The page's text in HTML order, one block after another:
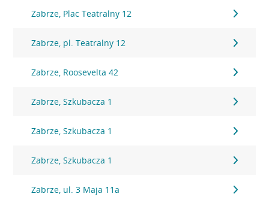
Zabrze, Plac Teatralny 12
Zabrze, pl. Teatralny 12
Zabrze, Roosevelta 42
Zabrze, Szkubacza 1
Zabrze, Szkubacza 1
Zabrze, Szkubacza 1
Zabrze, ul. 3 Maja 11a